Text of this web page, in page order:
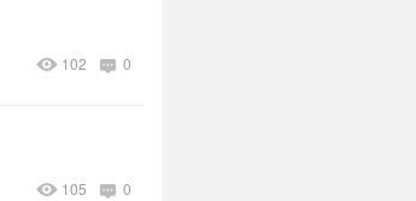
0
102
0
105